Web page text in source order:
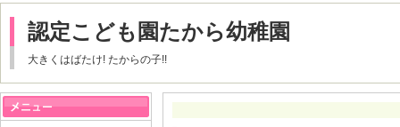
認定こども園たから幼稚園
大きくはばたけ! たからの子!!